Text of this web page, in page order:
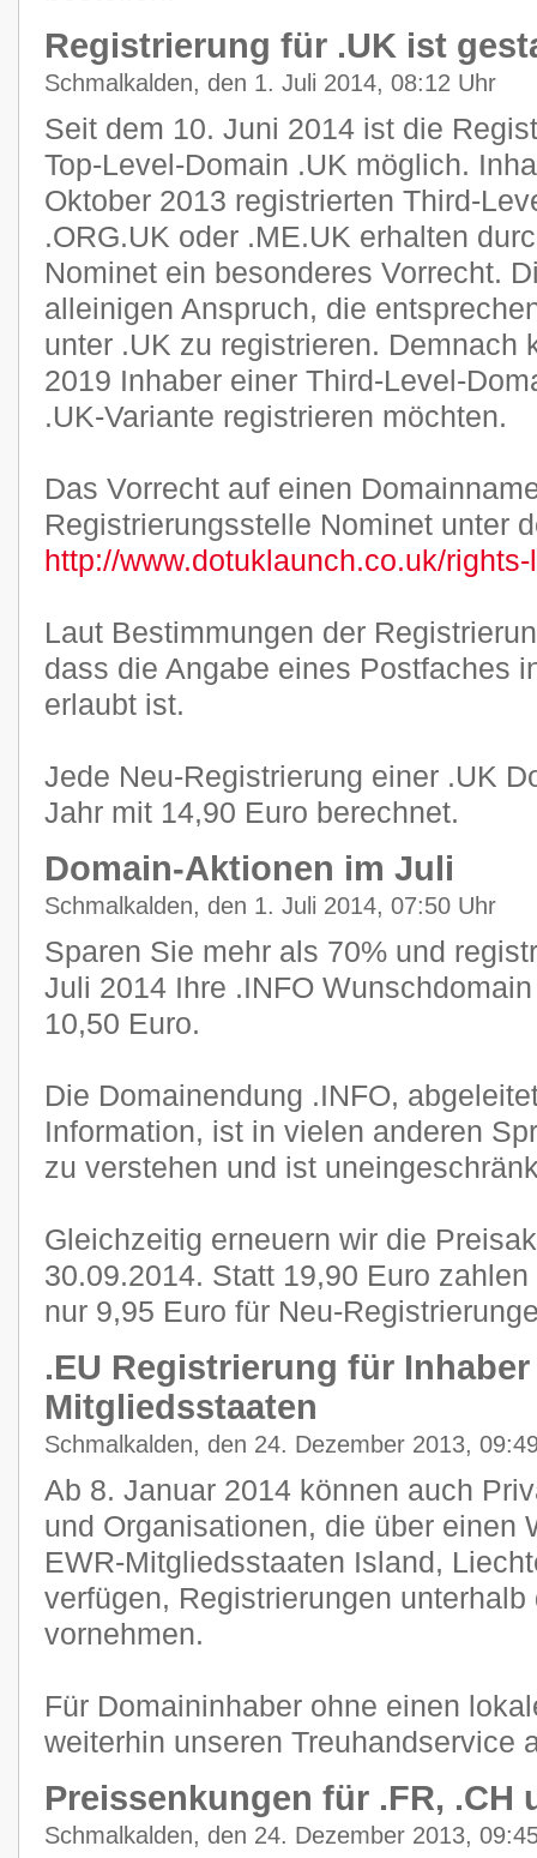
Registrierung für .UK ist
Schmalkalden, den 1. Juli 2014, 08:12 Uhr
Seit dem 10. Juni 2014 ist die
Top-Level-Domain .UK möglich.
Oktober 2013 registrierten Third-
.ORG.UK oder .ME.UK erhalten
Nominet ein besonderes Vorrecht.
alleinigen Anspruch, die
unter .UK zu registrieren. Demnach
2019 Inhaber einer Third-Level-
.UK-Variante registrieren möchten.
Das Vorrecht auf einen
Registrierungsstelle Nominet unter
http://www.dotuklaunch.co.uk/
Laut Bestimmungen der
dass die Angabe eines Postfaches
erlaubt ist.
Jede Neu-Registrierung einer .UK
Jahr mit 14,90 Euro berechnet.
Domain-Aktionen im Juli
Schmalkalden, den 1. Juli 2014, 07:50 Uhr
Sparen Sie mehr als 70% und
Juli 2014 Ihre .INFO
10,50 Euro.
Die Domainendung .INFO,
Information, ist in vielen anderen
zu verstehen und ist
Gleichzeitig erneuern wir die
30.09.2014. Statt 19,90 Euro
nur 9,95 Euro für Neu-
.EU Registrierung für Inhaber
Mitgliedsstaaten
Schmalkalden, den 24. Dezember 2013,
Ab 8. Januar 2014 können auch
und Organisationen, die über einen
EWR-Mitgliedsstaaten Island,
verfügen, Registrierungen
vornehmen.
Für Domaininhaber ohne einen
weiterhin unseren Treuhandservice
Preissenkungen für .FR, .CH
Schmalkalden, den 24. Dezember 2013,